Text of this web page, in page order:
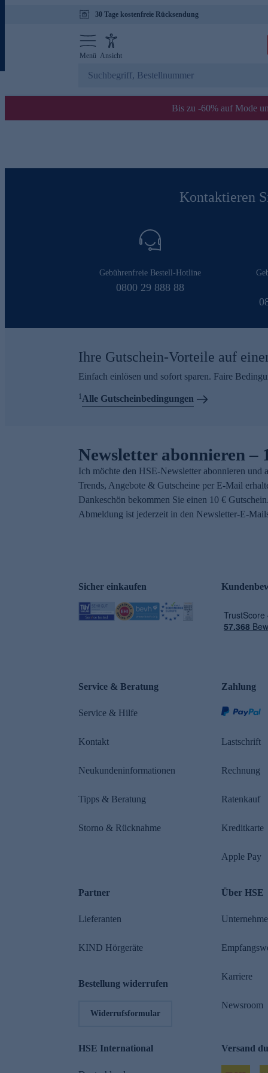
30 Tage kostenfreie Rücksendung
Menü Ansicht
Bis zu -60% auf Mode
Kontaktieren
Gebührenfreie Bestell-Hotline
0800 29 888 88
Ihre Gutschein-Vorteile auf
Einfach einlösen und sofort sparen. Faire
1Alle Gutscheinbedingungen
Newsletter abonnieren –
Ich möchte den HSE-Newsletter abonnieren und
Trends, Angebote & Gutscheine per E-Mail
Dankeschön bekommen Sie einen 10 €
Abmeldung ist jederzeit in den Newsletter-E-
Sicher einkaufen
Service & Beratung
Service & Hilfe
Kontakt
Neukundeninformationen
Tipps & Beratung
Storno & Rücknahme
Zahlung
Lastschrift
Rechnung
Ratenkauf
Kreditkarte
Apple Pay
Partner
Lieferanten
KIND Hörgeräte
Bestellung widerrufen
Widerrufsformular
Über HSE
Karriere
Newsroom
HSE International Versand